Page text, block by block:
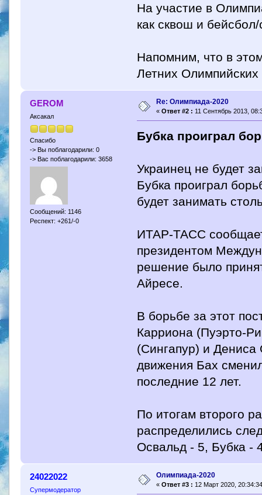
На участие в
как сквош и
Напомним, что в
Летних Олимпийских
GEROM
Аксакал
Спасибо
-> Вы поблагодарили: 0
-> Вас поблагодарили: 3658
Сообщений: 1146
Респект: +261/-0
Re: Олимпиада-2020
« Ответ #2 : 11 Сентябрь 2013,
Бубка проиграл
Украинец не будет
Бубка проиграл
будет занимать
ИТАР-ТАСС
президентом
решение было
Айресе.
В борьбе за этот
Карриона (Пуэрто-
(Сингапур) и
движения Бах
последние 12 лет.
По итогам второго
распределились
Освальд - 5, Бубка -
24022022
Супермодератор
Олимпиада-2020
« Ответ #3 : 12 Март 2020,